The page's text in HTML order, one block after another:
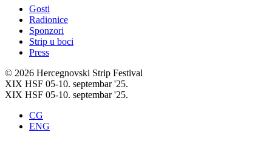
Gosti
Radionice
Sponzori
Strip u boci
Press
© 2026 Hercegnovski Strip Festival
XIX HSF 05-10. septembar '25.
XIX HSF 05-10. septembar '25.
CG
ENG